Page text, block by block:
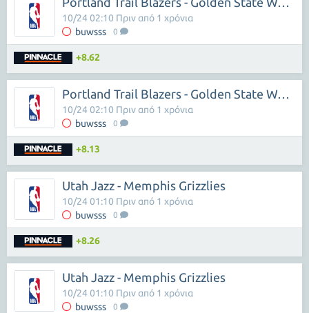
buwsss 0
10/24 02:10 Πριν από 1 χρόνια
+8.62
Portland Trail Blazers - Golden State Warriors
buwsss 0
10/24 02:10 Πριν από 1 χρόνια
+8.13
Utah Jazz - Memphis Grizzlies
buwsss 0
10/24 01:10 Πριν από 1 χρόνια
+8.26
Utah Jazz - Memphis Grizzlies
buwsss 0
10/24 01:10 Πριν από 1 χρόνια